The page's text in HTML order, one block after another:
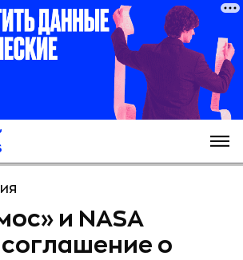
и NASA
о